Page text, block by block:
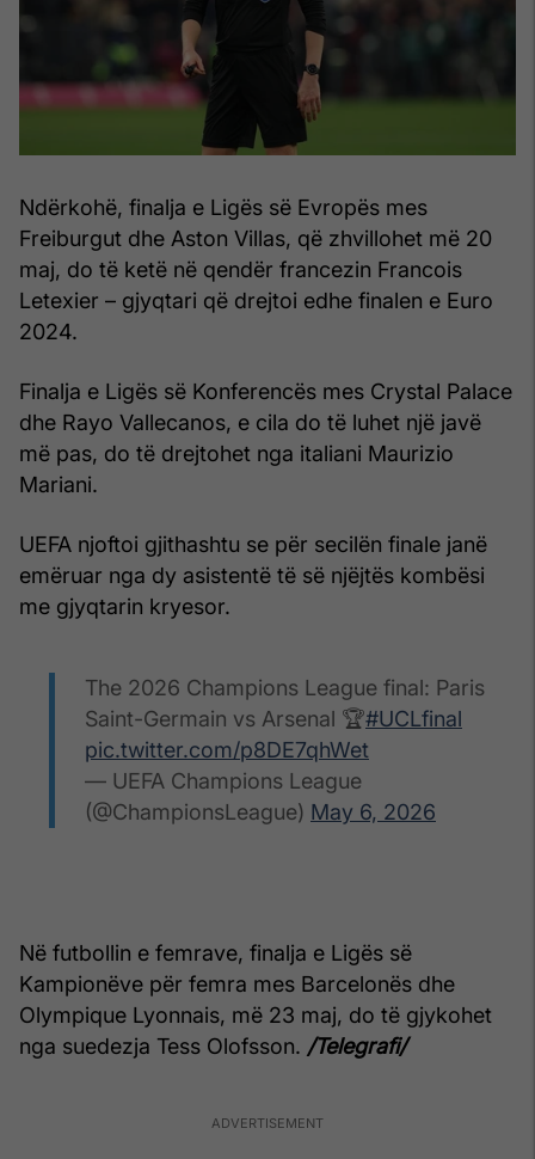
Ndërkohë, finalja e Ligës së Evropës mes
Freiburgut dhe Aston Villas, që zhvillohet më 20
maj, do të ketë në qendër francezin Francois
Letexier – gjyqtari që drejtoi edhe finalen e Euro
2024.
Finalja e Ligës së Konferencës mes Crystal Palace
dhe Rayo Vallecanos, e cila do të luhet një javë
më pas, do të drejtohet nga italiani Maurizio
Mariani.
UEFA njoftoi gjithashtu se për secilën finale janë
emëruar nga dy asistentë të së njëjtës kombësi
me gjyqtarin kryesor.
The 2026 Champions League final: Paris
Saint-Germain vs Arsenal 🏆#UCLfinal
pic.twitter.com/p8DE7qhWet
— UEFA Champions League
(@ChampionsLeague) May 6, 2026
Në futbollin e femrave, finalja e Ligës së
Kampionëve për femra mes Barcelonës dhe
Olympique Lyonnais, më 23 maj, do të gjykohet
nga suedezja Tess Olofsson. /Telegrafi/